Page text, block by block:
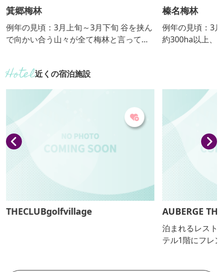
箕郷梅林
例年の見頃：3月上旬～3月下旬 谷を挟ん
で向かい合う山々が全て梅林と言って良
催中はイベント行事もあります。高見か
ら眺めれば、関東平野を背景に一面の梅
の花が広がります。眺望が良いところに
散策路が設けられて、梅の花と香りを堪
能できます。
榛名梅林
例年の見頃：3月上
約300ha以上、
日曜日開催
近くの宿泊施設
THECLUBgolfvillage AUBERGE
泊まれるレスト
テル1階にフレ